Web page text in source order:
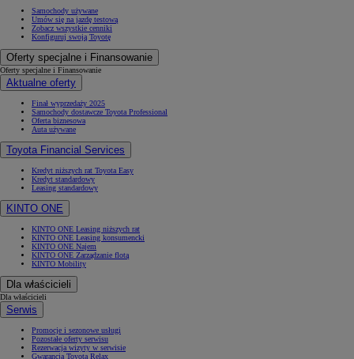
Samochody używane
Umów się na jazdę testową
Zobacz wszystkie cenniki
Konfiguruj swoją Toyotę
Oferty specjalne i Finansowanie
Oferty specjalne i Finansowanie
Aktualne oferty
Finał wyprzedaży 2025
Samochody dostawcze Toyota Professional
Oferta biznesowa
Auta używane
Toyota Financial Services
Kredyt niższych rat Toyota Easy
Kredyt standardowy
Leasing standardowy
KINTO ONE
KINTO ONE Leasing niższych rat
KINTO ONE Leasing konsumencki
KINTO ONE Najem
KINTO ONE Zarządzanie flotą
KINTO Mobility
Dla właścicieli
Dla właścicieli
Serwis
Promocje i sezonowe usługi
Pozostałe oferty serwisu
Rezerwacja wizyty w serwisie
Gwarancja Toyota Relax